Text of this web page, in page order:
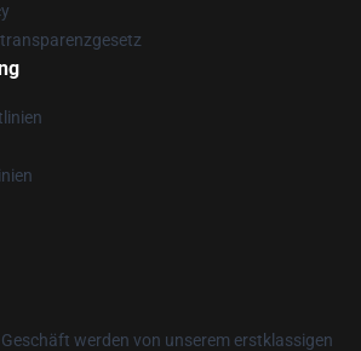
werden von unserem erstklassigen